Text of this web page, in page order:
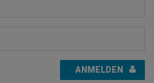
ANMELDEN